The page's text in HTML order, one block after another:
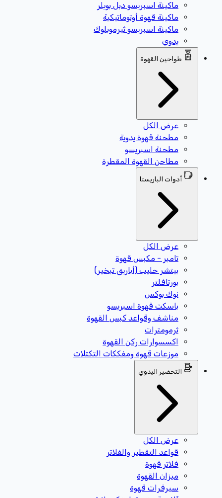
ماكينة اسبريسو دبل بويلر
ماكينة قهوة أوتوماتيكية
ماكينة اسبريسو ثيرموبلوك
يدوي
طواحين القهوة
عرض الكل
مطحنة قهوة يدوية
مطحنة اسبريسو
مطاحن القهوة المقطرة
أدوات الباريستا
عرض الكل
تامبر - مكبس قهوة
بيتشر حليب (أباريق تبخير)
بورتافلتر
نوك بوكس
باسكت قهوة اسبريسو
مناشف وقواعد كبس القهوة
ثرمومترات
اكسسوارات ركن القهوة
موزعات قهوة ومفككات التكتلات
التحضير اليدوي
عرض الكل
قواعد التقطير والفلاتر
فلاتر قهوة
ميزان القهوة
سيرفرات قهوة